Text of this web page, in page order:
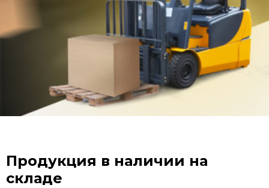
Продукция в наличии на
складе